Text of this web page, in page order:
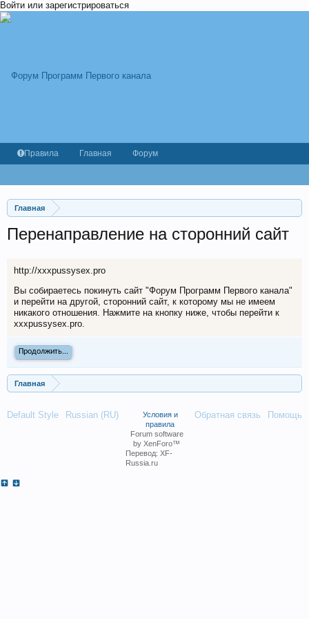
Войти или зарегистрироваться
Главная
Перенаправление на сторонний сайт
http://xxxpussysex.pro
Вы собираетесь покинуть сайт "Форум Программ Первого канала"
и перейти на другой, сторонний сайт, к которому мы не имеем
никакого отношения. Нажмите на кнопку ниже, чтобы перейти к
xxxpussysex.pro.
Продолжить...
Главная
Правила Главная Форум
Default Style Russian (RU) Обратная связь Помощь
Условия и
правила
Forum software
by XenForo™
Перевод: XF-
Russia.ru